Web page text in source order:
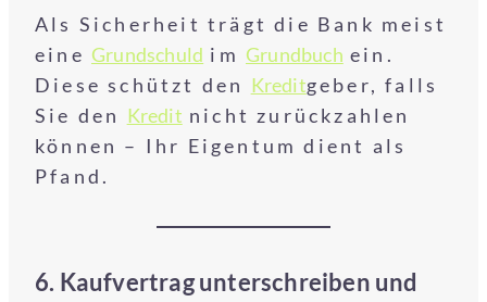
Als Sicherheit trägt die Bank meist
eine Grundschuld im Grundbuch ein.
Diese schützt den Kreditgeber, falls
Sie den Kredit nicht zurückzahlen
können – Ihr Eigentum dient als
Pfand.
6. Kaufvertrag unterschreiben und